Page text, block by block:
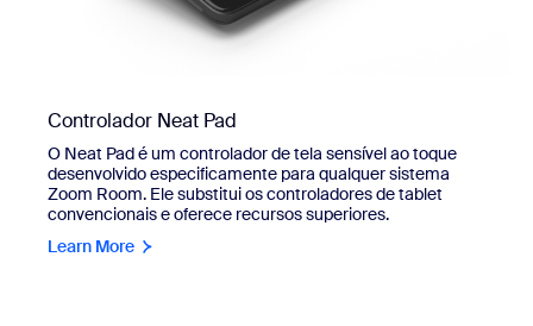
Controlador Neat Pad
O Neat Pad é um controlador de tela sensível ao toque
desenvolvido especificamente para qualquer sistema
Zoom Room. Ele substitui os controladores de tablet
convencionais e oferece recursos superiores.
Learn More